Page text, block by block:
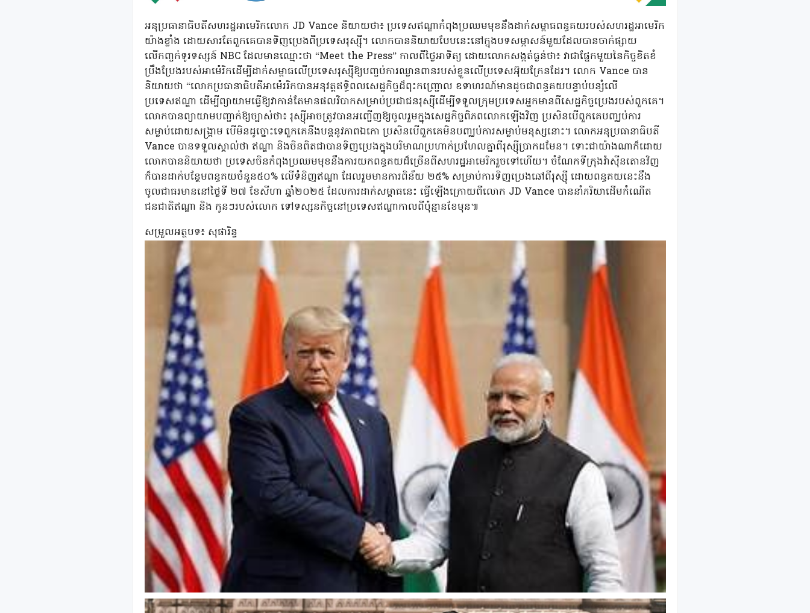
អនុប្រធានាធិបតីសហរដ្ឋអាមេរិកលោក JD Vance និយាយថា៖ ប្រទេសឥណ្ឌាកំពុងប្រឈមមុខនឹងដាក់សម្ពាធពន្ធគយរបស់សហរដ្ឋអាមេរិក
យ៉ាងខ្លាំង ដោយសារតែពួកគេបានទិញប្រេងពីប្រទេសរុស្ស៊ី។ លោកបាននិយាយបែបនេះនៅក្នុងបទសម្ភាសន៍មួយដែលបានចាក់ផ្សាយ
លើកញ្ចក់ទូរទស្សន៍ NBC ដែលមានឈ្មោះថា “Meet the Press” កាលពីថ្ងៃអាទិត្យ ដោយលោកសង្កត់ធ្ងន់ថា៖ វាជាផ្នែកមួយនៃកិច្ចខិតខំ
ប្រឹងប្រែងរបស់អាម៉េរិកដើម្បីដាក់សម្ពាធលើប្រទេសរុស្ស៊ីឱ្យបញ្ចប់ការឈ្លានពានរបស់ខ្លួនលើប្រទេសអ៊ុយក្រែនដែរ។ លោក Vance បាន
និយាយថា “លោកប្រធានាធិបតីអាម៉េររិកបានអនុវត្តឥទ្ធិពលសេដ្ឋកិច្ចដ៏ពុះកញ្រ្ជោល ឧទាហរណ៍មានដូចជាពន្ធគយបន្ទាប់បន្សំលើ
ប្រទេសឥណ្ឌា ដើម្បីព្យាយាមធ្វើឱ្យវាកាន់តែមានផលវិបាកសម្រាប់ប្រជាជនរុស្ស៊ីដើម្បីទទួលក្រុមប្រទេសអ្នកមានពីសេដ្ឋកិច្ចប្រេងរបស់ពួកគេ។
លោកបានព្យាយាមបញ្ជាក់ឱ្យច្បាស់ថា៖ រុស្ស៊ីអាចត្រូវបានអញ្ជើញឱ្យចូលរួមក្នុងសេដ្ឋកិច្ចពិភពលោកឡើងវិញ ប្រសិនបើពួកគេបញ្ឈប់ការ
សម្លាប់ដោយសង្រ្គាម បើមិនដូច្នោះទេពួកគេនឹងបន្តនូវភាពឯកោ ប្រសិនបើពួកគេមិនបញ្ឈប់ការសម្លាប់មនុស្សនោះ។ លោកអនុប្រធានាធិបតី
Vance បានទទួលស្គាល់ថា ឥណ្ឌា និងចិនពិតជាបានទិញប្រេងក្នុងបរិមាណប្រហាក់ប្រហែលគ្នាពីរុស្ស៊ីប្រាកដមែន។ ទោះជាយ៉ាងណាក៏ដោយ
លោកបាននិយាយថា ប្រទេសចិនកំពុងប្រឈមមុខនឹងការយកពន្ធគយដ៏ច្រើនពីសហរដ្ឋអាមេរិករួចទៅហើយ។ ចំណែកទីក្រុងវ៉ាស៊ីនតោនវិញ
ក៏បានដាក់បន្ថែមពន្ធគយចំនួន៥០% លើទំនិញឥណ្ឌា ដែលរួមមានការពិន័យ ២៥% សម្រាប់ការទិញប្រេងឆៅពីរុស្ស៊ី ដោយពន្ធគយនេះនឹង
ចូលជាធរមាននៅថ្ងៃទី ២៧ ខែសីហា ឆ្នាំ២០២៥ ដែលការដាក់សម្ពាធនេះ ធ្វើឡើងក្រោយពីលោក JD Vance បាននាំភរិយាដើមកំំណើត
ជនជាតិឥណ្ឌា និង កូនៗរបស់លោក ទៅទស្សនកិច្ចនៅប្រទេសឥណ្ឌាកាលពីប៉ុន្មានខែមុន៕
សម្រួលអត្ថបទ៖ សុផារិន្ទ